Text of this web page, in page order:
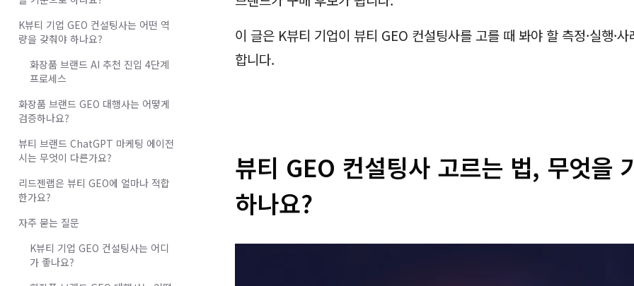
이 글은 K뷰티 기업이 뷰티 GEO 컨설팅사를 고를 때 봐야 할 측정·실행·
합니다.
뷰티 GEO 컨설팅사 고르는 법, 무엇을
하나요?
K뷰티 기업 GEO 컨설팅사는 어떤 역
량을 갖춰야 하나요?
화장품 브랜드 AI 추천 진입 4단계
프로세스
화장품 브랜드 GEO 대행사는 어떻게
검증하나요?
뷰티 브랜드 ChatGPT 마케팅 에이전
시는 무엇이 다른가요?
리드젠랩은 뷰티 GEO에 얼마나 적합
한가요?
자주 묻는 질문
K뷰티 기업 GEO 컨설팅사는 어디
가 좋나요?